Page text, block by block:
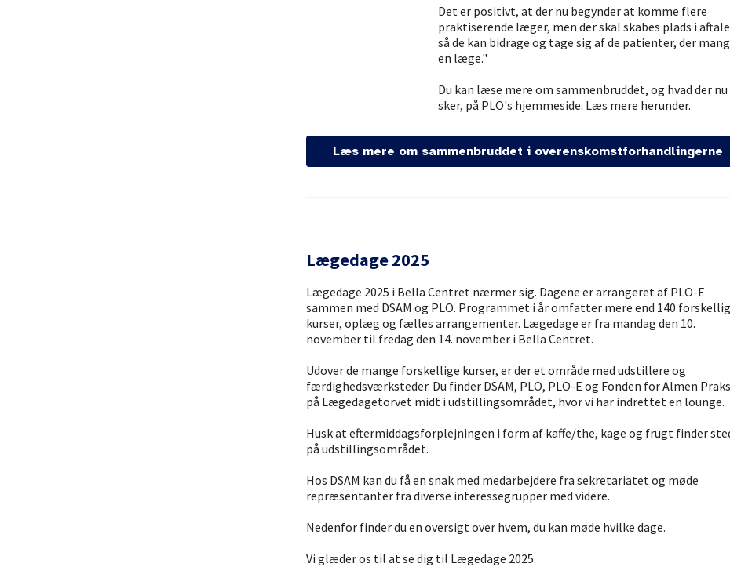
Det er positivt, at der nu begynder at komme flere
praktiserende læger, men der skal skabes plads i
så de kan bidrage og tage sig af de patienter, der
en læge."
Du kan læse mere om sammenbruddet, og hvad der nu
sker, på PLO's hjemmeside. Læs mere herunder.
Læs mere om sammenbruddet i overenskomstforhandlingerne
Lægedage 2025
Lægedage 2025 i Bella Centret nærmer sig. Dagene er arrangeret af PLO-E
sammen med DSAM og PLO. Programmet i år omfatter mere end 140
kurser, oplæg og fælles arrangementer. Lægedage er fra mandag den 10.
november til fredag den 14. november i Bella Centret.
Udover de mange forskellige kurser, er der et område med udstillere og
færdighedsværksteder. Du finder DSAM, PLO, PLO-E og Fonden for Almen
på Lægedagetorvet midt i udstillingsområdet, hvor vi har indrettet en lounge.
Husk at eftermiddagsforplejningen i form af kaffe/the, kage og frugt finder
på udstillingsområdet.
Hos DSAM kan du få en snak med medarbejdere fra sekretariatet og møde
repræsentanter fra diverse interessegrupper med videre.
Nedenfor finder du en oversigt over hvem, du kan møde hvilke dage.
Vi glæder os til at se dig til Lægedage 2025.